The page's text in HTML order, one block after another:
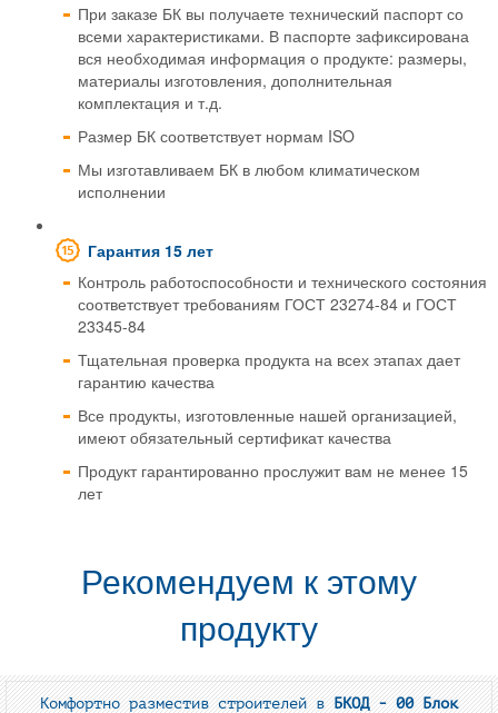
При заказе БК вы получаете технический паспорт со
всеми характеристиками. В паспорте зафиксирована
вся необходимая информация о продукте: размеры,
материалы изготовления, дополнительная
комплектация и т.д.
Размер БК соответствует нормам ISO
Мы изготавливаем БК в любом климатическом
исполнении
Гарантия 15 лет
Контроль работоспособности и технического состояния
соответствует требованиям ГОСТ 23274-84 и ГОСТ
23345-84
Тщательная проверка продукта на всех этапах дает
гарантию качества
Все продукты, изготовленные нашей организацией,
имеют обязательный сертификат качества
Продукт гарантированно прослужит вам не менее 15
лет
Рекомендуем к этому
продукту
Комфортно разместив строителей вБКОД - 00 Блок